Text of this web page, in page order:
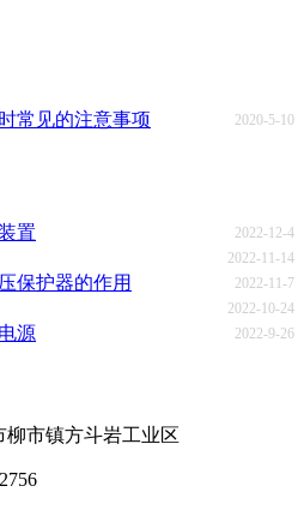
常见的注意事项 2020-5-10
置 2022-12-4
2022-11-14
保护器的作用 2022-11-7
2022-10-24
源 2022-9-26
市镇方斗岩工业区